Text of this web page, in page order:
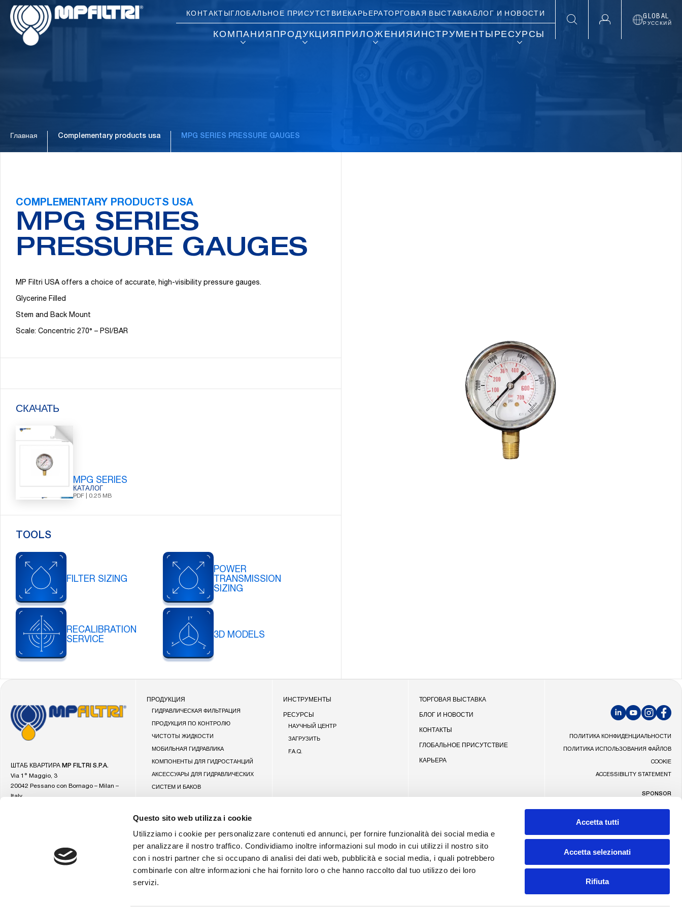
Questo sito web utilizza i cookie
Utilizziamo i cookie per personalizzare contenuti ed annunci, per fornire funzionalità dei social media e
per analizzare il nostro traffico. Condividiamo inoltre informazioni sul modo in cui utilizzi il nostro sito
con i nostri partner che si occupano di analisi dei dati web, pubblicità e social media, i quali potrebbero
combinarle con altre informazioni che hai fornito loro o che hanno raccolto dal tuo utilizzo dei loro
servizi.
Accetta tutti
Accetta selezionati
Rifiuta
Skip
main
content
Skip
footer
КОНТАКТЫГЛОБАЛЬНОЕ ПРИСУТСТВИЕКАРЬЕРА ТОРГОВАЯ ВЫСТАВКАБЛОГ И НОВОСТИ
КОМПАНИЯ ПРОДУКЦИЯ ПРИЛОЖЕНИЯ ИНСТРУМЕНТЫ РЕСУРСЫ
GLOBAL
РУССКИЙ
Главная Complementary products usa MPG SERIES PRESSURE GAUGES
COMPLEMENTARY PRODUCTS USA
MPG SERIES
PRESSURE GAUGES
MP Filtri USA offers a choice of accurate, high-visibility pressure gauges.
Glycerine Filled
Stem and Back Mount
Scale: Concentric 270° – PSI/BAR
СКАЧАТЬ
MPG SERIES
КАТАЛОГ
PDF | 0.25 MB
TOOLS
FILTER SIZING
POWER
TRANSMISSION
SIZING
RECALIBRATION
SERVICE
3D MODELS
FOOTER
Перейти
на
главную
страницу
ШТАБ КВАРТИРА MP FILTRI S.P.A.
Via 1° Maggio, 3
20042 Pessano con Bornago – Milan –
Italy
ПРОДУКЦИЯ
ГИДРАВЛИЧЕСКАЯ ФИЛЬТРАЦИЯ
ПРОДУКЦИЯ ПО КОНТРОЛЮ
ЧИСТОТЫ ЖИДКОСТИ
МОБИЛЬНАЯ ГИДРАВЛИКА
КОМПОНЕНТЫ ДЛЯ ГИДРОСТАНЦИЙ
АКСЕССУАРЫ ДЛЯ ГИДРАВЛИЧЕСКИХ
СИСТЕМ И БАКОВ
ИНСТРУМЕНТЫ
РЕСУРСЫ
НАУЧНЫЙ ЦЕНТР
ЗАГРУЗИТЬ
F.A.Q.
ТОРГОВАЯ ВЫСТАВКА
БЛОГ И НОВОСТИ
КОНТАКТЫ
ГЛОБАЛЬНОЕ ПРИСУТСТВИЕ
КАРЬЕРА
LinkedInYouTubeInstagram
ПОЛИТИКА КОНФИДЕНЦИАЛЬНОСТИ
ПОЛИТИКА ИСПОЛЬЗОВАНИЯ ФАЙЛОВ
COOKIE
ACCESSIBILITY STATEMENT
SPONSOR
Made by Addiction